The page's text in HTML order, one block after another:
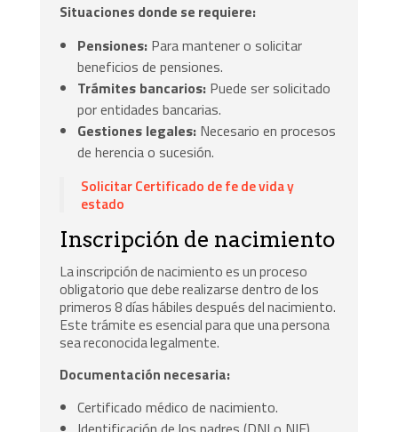
Situaciones donde se requiere:
Pensiones: Para mantener o solicitar
beneficios de pensiones.
Trámites bancarios: Puede ser solicitado
por entidades bancarias.
Gestiones legales: Necesario en procesos
de herencia o sucesión.
Solicitar Certificado de fe de vida y
estado
Inscripción de nacimiento
La inscripción de nacimiento es un proceso
obligatorio que debe realizarse dentro de los
primeros 8 días hábiles después del nacimiento.
Este trámite es esencial para que una persona
sea reconocida legalmente.
Documentación necesaria:
Certificado médico de nacimiento.